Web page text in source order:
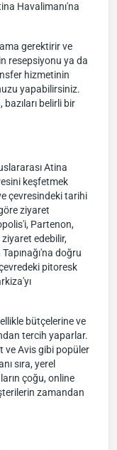
Havalimanı'na
gerektirir ve
resepsiyonu ya da
hizmetinin
yapabilirsiniz.
belirli bir
Atina
keşfetmek
çevresindeki tarihi
ziyaret
Partenon,
edebilir,
doğru
pitoresk
bütçelerine ve
tercih yaparlar.
ve Avis gibi popüler
sıra, yerel
çoğu, online
zamandan